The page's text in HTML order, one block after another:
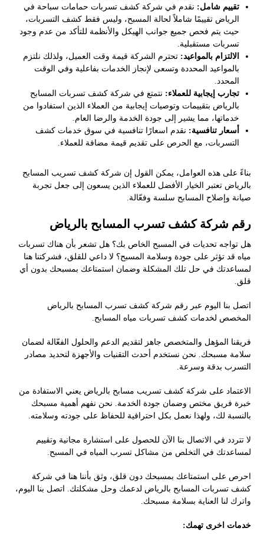
تقييم شامل: نقدم في شركة كشف تسربات حمامات سباحة في
الرياض تقييمًا شاملاً لحالة المسبح، وليس فقط كشف التسربات،
حيث يتم فحص جميع جوانب الهيكل والأنظمة للتأكد من عدم وجود
تسربات مستقبلية.
الالتزام بالمواعيد: تحترم الشركة قيمة وقت العميل، ولذلك نلتزم
بالمواعيد المحددة وتسعى لإنجاز الخدمات بفاعلية وفي الوقت
المحدد.
تجارب إيجابية للعملاء: نتمتع في شركة كشف تسربات المسابح
بالرياض بتقييمات وتوصيات إيجابية من العملاء الذين استفادوا من
خدماتها، مما يشير إلى جودة الخدمة والرضا العام.
أسعار تنافسية: نقدم اسعارًا تنافسية في سوق خدمات كشف
التسربات، مع الحرص على تقديم قيمة مضافة للعملاء.
بناءً على هذه العوامل، يمكن القول إن شركة كشف تسريب المسابح
بالرياض تعتبر الخيار الأفضل للعملاء الذين يسعون إلى جعل تجربة
صيانة وإصلاح المسابح سلسة وفعّالة.
رقم شركة كشف تسرب المسابح بالرياض
هل تواجه تحديات في المسبح الخاص بك؟ هل تشعر بأن هناك تسربات
مياه قد تؤثر على جودة وسلامة المسبح؟ لا داعي للقلق، فشركتنا هنا
لمساعدتك في حل تلك المشكلة وضمان استمتاعك بمسبحك بدون أي
قلق.
اتصل بنا اليوم عبر رقم شركة كشف تسرب المسابح بالرياض
المخصص لخدمات كشف تسربات مياه المسابح.
فريقنا المؤهل والمتخصص جاهز لتقديم الدعم والحلول الفعّالة لضمان
سلامة مسبحك. نحن نستخدم أحدث التقنيات والأجهزة لتحديد مصادر
التسرب بدقة وسرعة.
الاعتماد على شركة كشف تسريب مسابح بالرياض يعني الاستفادة من
خبرة فريق مختص وضمان جودة الخدمة. نحن نفهم أهمية مسبحك
بالنسبة لك، ولهذا نعمل بكل احترافية للحفاظ على جودته وسلامته.
لا تتردد في الاتصال بنا الآن للحصول على استشارة مجانية وتقييم
لمساعدتك في التخلص من مشاكل تسرب المياه في المسبح.
احرص على استمتاعك بمسبحك دون قلق، وثق بأننا هنا في شركة
كشف تسربات المسابح بالرياض لدعمك وحل مشكلتك. اتصل بنا اليوم،
واترك لنا العناية بسلامة مسبحك.
خدمات اخرى تهمك: